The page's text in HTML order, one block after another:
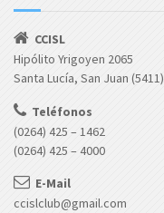
CCISL
Hipólito Yrigoyen 2065
Santa Lucía, San Juan (5411)
Teléfonos
(0264) 425 – 1462
(0264) 425 – 4000
E-Mail
ccislclub@gmail.com